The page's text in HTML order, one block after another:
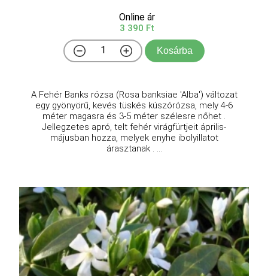
Online ár
3 390 Ft
Kosárba
A Fehér Banks rózsa (Rosa banksiae 'Alba') változat
egy gyönyörű, kevés tüskés kúszórózsa, mely 4-6
méter magasra és 3-5 méter szélesre nőhet .
Jellegzetes apró, telt fehér virágfürtjeit április-
májusban hozza, melyek enyhe ibolyillatot
árasztanak . ...